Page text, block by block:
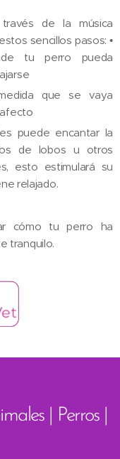
de la música
sencillos pasos: •
tu perro pueda
que se vaya
puede encantar la
de lobos u otros
esto estimulará su
relajado.
cómo tu perro ha
tranquilo.
| Perros |